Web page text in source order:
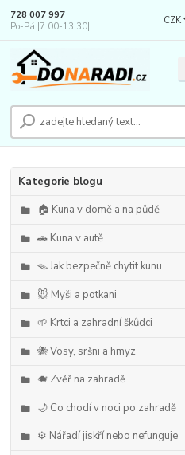
CZK
728 007 997
Po-Pá |7:00-13:30|
Kategorie blogu
🏠 Kuna v domě a na půdě
🚗 Kuna v autě
🪤 Jak bezpečně chytit kunu
🐭 Myši a potkani
🌱 Krtci a zahradní škůdci
🐝 Vosy, sršni a hmyz
🐗 Zvěř na zahradě
🌙 Co chodí v noci po zahradě
⚙️ Nářadí jiskří nebo nefunguje